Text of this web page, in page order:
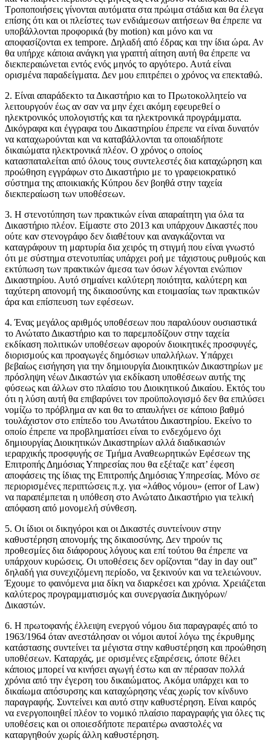
Τροποποιήσεις γίνονται αυτόματα στα πρώιμα στάδια και θα έλεγα
επίσης ότι και οι πλείστες των ενδιάμεσων αιτήσεων θα έπρεπε να
υποβάλλονται προφορικά (by motion) και μόνο και να
αποφασίζονται ex tempore. Δηλαδή από έδρας και την ίδια ώρα. Αν
θα υπήρχε κάποια ανάγκη για γραπτή αίτηση αυτή θα έπρεπε να
διεκπεραιώνεται εντός ενός μηνός το αργότερο. Αυτά είναι
ορισμένα παραδείγματα. Δεν μου επιτρέπει ο χρόνος να επεκταθώ.
2. Είναι απαράδεκτο τα Δικαστήριο και το Πρωτοκολλητείο να
λειτουργούν έως αν σαν να μην έχει ακόμη εφευρεθεί ο
ηλεκτρονικός υπολογιστής και τα ηλεκτρονικά προγράμματα.
Δικόγραφα και έγγραφα του Δικαστηρίου έπρεπε να είναι δυνατόν
να καταχωρούνται και να καταβάλλονται τα οποιαδήποτε
δικαιώματα ηλεκτρονικά πλέον. Ο χρόνος ο οποίος
κατασπαταλείται από όλους τους συντελεστές δια καταχώρηση και
προώθηση εγγράφων στο Δικαστήριο με το γραφειοκρατικό
σύστημα της αποικιακής Κύπρου δεν βοηθά στην ταχεία
διεκπεραίωση των υποθέσεων.
3. Η στενοτύπηση των πρακτικών είναι απαραίτητη για όλα τα
Δικαστήριο πλέον. Είμαστε στο 2013 και υπάρχουν Δικαστές που
ούτε καν στενογράφο δεν διαθέτουν και αναγκάζονται να
καταγράφουν τη μαρτυρία δια χειρός τη στιγμή που είναι γνωστό
ότι με σύστημα στενοτυπίας υπάρχει ροή με τάχιστους ρυθμούς και
εκτύπωση των πρακτικών άμεσα των όσων λέγονται ενώπιον
Δικαστηρίου. Αυτό σημαίνει καλύτερη ποιότητα, καλύτερη και
ταχύτερη απονομή της δικαιοσύνης και ετοιμασίας των πρακτικών
άρα και επίσπευση των εφέσεων.
4. Ένας μεγάλος αριθμός υποθέσεων που παραλύουν ουσιαστικά
το Ανώτατο Δικαστήριο και το παρεμποδίζουν στην ταχεία
εκδίκαση πολιτικών υποθέσεων αφορούν διοικητικές προσφυγές,
διορισμούς και προαγωγές δημόσιων υπαλλήλων. Υπάρχει
βεβαίως εισήγηση για την δημιουργία Διοικητικών Δικαστηρίων με
πρόσληψη νέων Δικαστών για εκδίκαση υποθέσεων αυτής της
φύσεως και άλλων στο πλαίσιο του Διοικητικού Δικαίου. Εκτός του
ότι η λύση αυτή θα επιβαρύνει τον προϋπολογισμό δεν θα επιλύσει
νομίζω το πρόβλημα αν και θα το απαυλήνει σε κάποιο βαθμό
τουλάχιστον στο επίπεδο του Ανωτάτου Δικαστηρίου. Εκείνο το
οποίο έπρεπε να προβληματίσει είναι το ενδεχόμενο όχι
δημιουργίας Διοικητικών Δικαστηρίων αλλά διαδικασιών
ιεραρχικής προσφυγής σε Τμήμα Αναθεωρητικών Εφέσεων της
Επιτροπής Δημόσιας Υπηρεσίας που θα εξέταζε κατ’ έφεση
αποφάσεις της ίδιας της Επιτροπής Δημόσιας Υπηρεσίας. Μόνο σε
περιορισμένες περιπτώσεις π.χ. για «λάθος νόμου» (error of Law)
να παραπέμπεται η υπόθεση στο Ανώτατο Δικαστήριο για τελική
απόφαση από μονομελή σύνθεση.
5. Οι ίδιοι οι δικηγόροι και οι Δικαστές συντείνουν στην
καθυστέρηση απονομής της δικαιοσύνης. Δεν τηρούν τις
προθεσμίες δια διάφορους λόγους και επί τούτου θα έπρεπε να
υπάρχουν κυρώσεις. Οι υποθέσεις δεν ορίζονται “day in day out”
δηλαδή για συνεχιζόμενη περίοδο, να ξεκινούν και να τελειώνουν.
Έχουμε το φαινόμενα μια δίκη να διαρκέσει και χρόνια. Χρειάζεται
καλύτερος προγραμματισμός και συνεργασία Δικηγόρων/
Δικαστών.
6. Η πρωτοφανής έλλειψη ενεργού νόμου δια παραγραφές από το
1963/1964 όταν ανεστάλησαν οι νόμοι αυτοί λόγω της έκρυθμης
κατάστασης συντείνει τα μέγιστα στην καθυστέρηση και προώθηση
υποθέσεων. Καταρχάς, με ορισμένες εξαιρέσεις, όποτε θέλει
κάποιος μπορεί να κινήσει αγωγή έστω και αν πέρασαν πολλά
χρόνια από την έγερση του δικαιώματος. Ακόμα υπάρχει και το
δικαίωμα απόσυρσης και καταχώρησης νέας χωρίς τον κίνδυνο
παραγραφής. Συντείνει και αυτό στην καθυστέρηση. Είναι καιρός
να ενεργοποιηθεί πλέον το νομικό πλαίσιο παραγραφής για όλες τις
υποθέσεις και οι οποιεσδήποτε περαιτέρω αναστολές να
καταργηθούν χωρίς άλλη καθυστέρηση.